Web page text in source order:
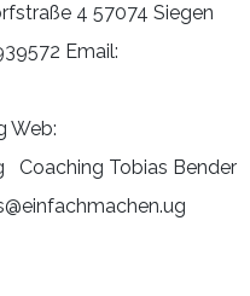
4 57074 Siegen
Email:
Web:
Tobias Bender